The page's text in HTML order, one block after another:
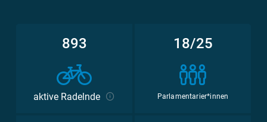
893
aktive Radelnde
18/25
Parlamentarier*innen